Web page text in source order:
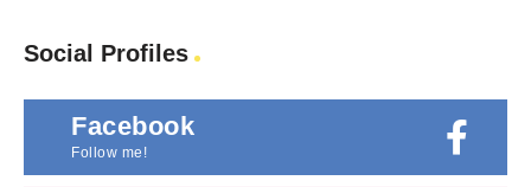
Social Profiles
Facebook
Follow me!